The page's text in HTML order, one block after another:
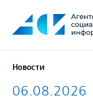
содержанию
Новости
06.08.2026